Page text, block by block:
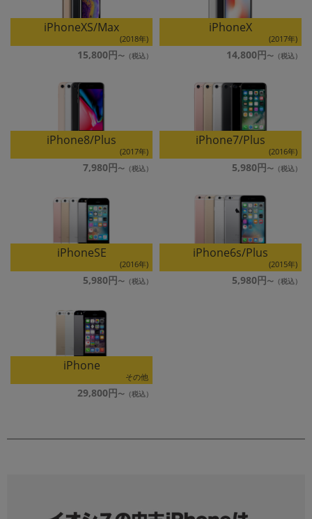
iPhoneXS/Max
(2018年)
15,800円
iPhoneX
(2017年)
14,800円
iPhone8/Plus
(2017年)
7,980円
iPhone7/Plus
(2016年)
5,980円
iPhoneSE
(2016年)
5,980円
iPhone6s/Plus
(2015年)
5,980円
iPhone
その他
29,800円